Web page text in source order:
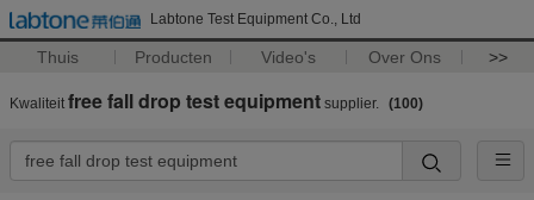
Labtone Test Equipment Co., Ltd
Thuis Producten Video's Over Ons >>
Kwaliteit free fall drop test equipment supplier. (100)